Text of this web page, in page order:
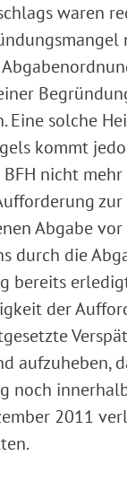
waren
Eine solche
kommt
nicht
zur
Abgabe
durch die
bereits
der
aufzuheben,
noch
2011